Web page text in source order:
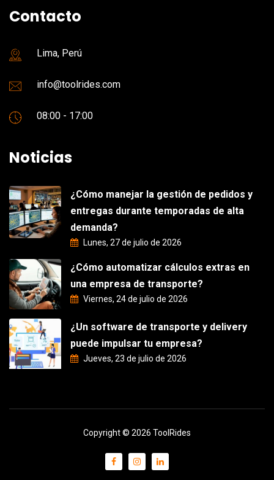
Contacto
Lima, Perú
info@toolrides.com
08:00 - 17:00
Noticias
¿Cómo manejar la gestión de pedidos y
entregas durante temporadas de alta
demanda?
Lunes, 27 de julio de 2026
¿Cómo automatizar cálculos extras en
una empresa de transporte?
Viernes, 24 de julio de 2026
¿Un software de transporte y delivery
puede impulsar tu empresa?
Jueves, 23 de julio de 2026
Copyright © 2026 ToolRides